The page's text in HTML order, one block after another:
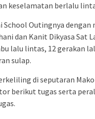
keselamatan berlalu
Outingnya
dan Kanit Dikyasa Sat
lalu lintas, 12 gerakan
sulap.
di seputaran
berikut tugas serta